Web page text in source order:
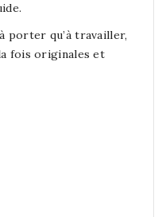
porter qu’à travailler,
fois originales et